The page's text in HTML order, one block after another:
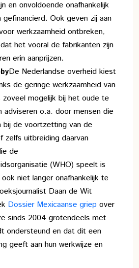
en onvoldoende onafhankelijk
Ook geven zij aan
werkzaamheid ontbreken,
het vooral de fabrikanten zijn
erin aanprijzen.
De Nederlandse overheid kiest
de geringe werkzaamheid van
zoveel mogelijk bij het oude te
adviseren o.a. door mensen die
bij de voortzetting van de
zelfs uitbreiding daarvan
de
(WHO) speelt is
niet langer onafhankelijk te
Daan de Wit
Dossier Mexicaanse griep over
sinds 2004 grotendeels met
ondersteund en dat dit een
geeft aan hun werkwijze en